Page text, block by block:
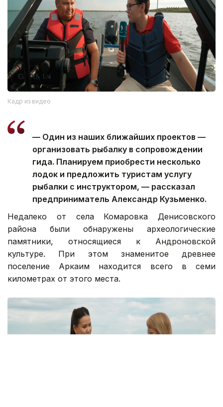
Кадр из видео
— Один из наших ближайших проектов —
организовать рыбалку в сопровождении
гида. Планируем приобрести несколько
лодок и предложить туристам услугу
рыбалки с инструктором, — рассказал
предприниматель Александр Кузьменко.
Недалеко от села Комаровка Денисовского
района были обнаружены археологические
памятники, относящиеся к Андроновской
культуре. При этом знаменитое древнее
поселение Аркаим находится всего в семи
километрах от этого места.